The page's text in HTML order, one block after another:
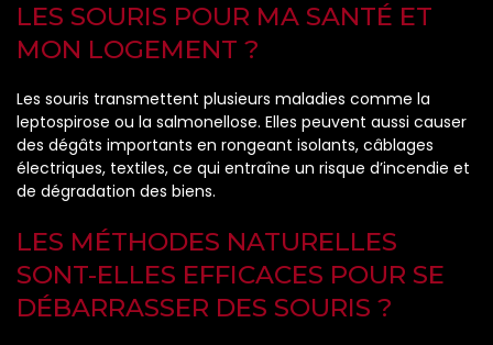
LES SOURIS POUR MA SANTÉ ET
MON LOGEMENT ?
Les souris transmettent plusieurs maladies comme la
leptospirose ou la salmonellose. Elles peuvent aussi causer
des dégâts importants en rongeant isolants, câblages
électriques, textiles, ce qui entraîne un risque d’incendie et
de dégradation des biens.
LES MÉTHODES NATURELLES
SONT-ELLES EFFICACES POUR SE
DÉBARRASSER DES SOURIS ?